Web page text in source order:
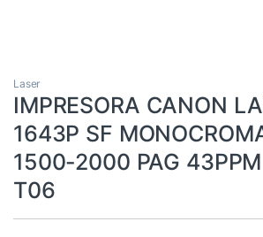
Laser
IMPRESORA CANON
1643P SF
1500-2000 PAG 43PPM
T06